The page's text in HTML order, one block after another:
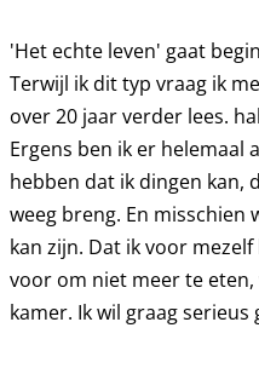
'Het echte leven' gaat
Terwijl ik dit typ vraag ik
over 20 jaar verder lees.
Ergens ben ik er helemaal
hebben dat ik dingen kan,
weeg breng. En misschien
kan zijn. Dat ik voor
voor om niet meer te eten,
kamer. Ik wil graag